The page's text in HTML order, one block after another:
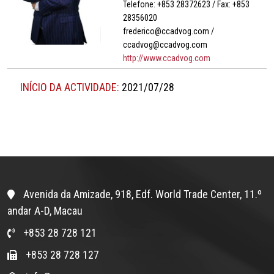
Telefone: +853 28372623 / Fax: +853
28356020
frederico@ccadvog.com /
ccadvog@ccadvog.com
http://www.ccadvog.com
INÍCIO DA ACTIVIDADE: 2021/07/28
Avenida da Amizade, 918, Edf. World Trade Center, 11.º
andar A-D, Macau
+853 28 728 121
+853 28 728 127